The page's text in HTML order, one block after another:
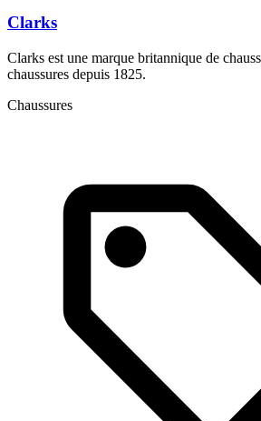
Clarks
Clarks est une marque britannique de
chaussures depuis 1825.
Chaussures